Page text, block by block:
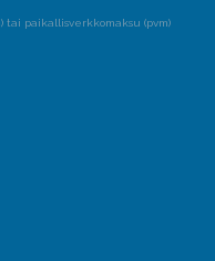
paikallisverkkomaksu (pvm)